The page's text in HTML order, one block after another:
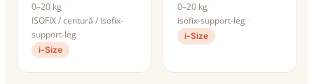
0–20 kg
ISOFIX / centură / isofix-
support-leg
i-Size
0–20 kg
isofix-support-leg
i-Size